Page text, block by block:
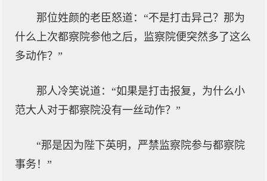
那位姓颜的老臣怒道：“不是打击异己？那为
什么上次都察院参他之后，监察院便突然多了这么
多动作？”
那人冷笑说道：“如果是打击报复，为什么小
范大人对于都察院没有一丝动作？”
“那是因为陛下英明，严禁监察院参与都察院
事务！”